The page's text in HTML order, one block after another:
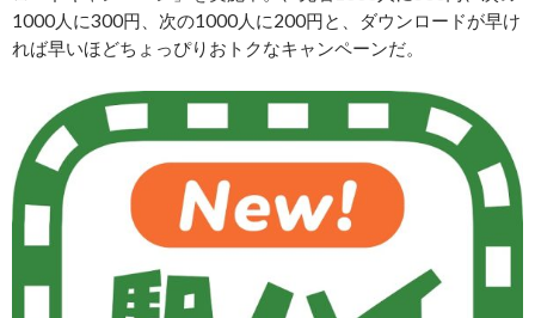
1000人に300円、次の1000人に200円と、ダウンロードが早け
れば早いほどちょっぴりおトクなキャンペーンだ。